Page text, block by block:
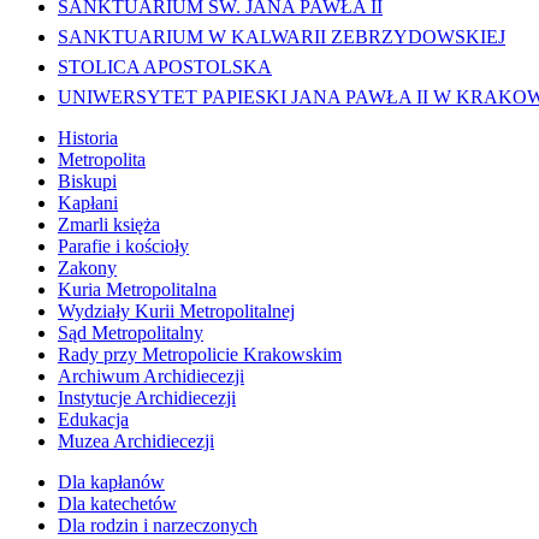
SANKTUARIUM ŚW. JANA PAWŁA II
SANKTUARIUM W KALWARII ZEBRZYDOWSKIEJ
STOLICA APOSTOLSKA
UNIWERSYTET PAPIESKI JANA PAWŁA II W
Historia
Metropolita
Biskupi
Kapłani
Zmarli księża
Parafie i kościoły
Zakony
Kuria Metropolitalna
Wydziały Kurii Metropolitalnej
Sąd Metropolitalny
Rady przy Metropolicie Krakowskim
Archiwum Archidiecezji
Instytucje Archidiecezji
Edukacja
Muzea Archidiecezji
Dla kapłanów
Dla katechetów
Dla rodzin i narzeczonych